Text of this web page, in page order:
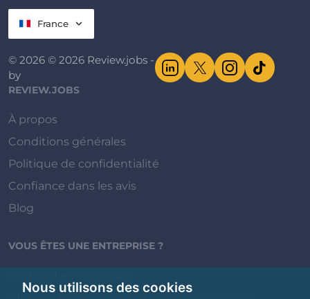
Nous utilisons des cookies
France
© 2026 © 2026 Review.jobs -
by
REVIEW.JOBS
À propos
Conditions générales
Politique de confidentialité
Confiance dans les avis
Blog
VOUS ÊTES UNE ENTREPRISE ?